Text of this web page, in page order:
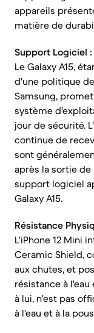
appareils
matière de
Support Logiciel :
Le Galaxy A15,
d'une politique
Samsung,
système
jour de sécurité.
continue de
sont
après la sortie
support logiciel
Galaxy A15.
Résistance
L'iPhone 12 Mini
Ceramic Shield,
aux chutes, et
résistance à l'eau
à lui, n'est pas
à l'eau et à la